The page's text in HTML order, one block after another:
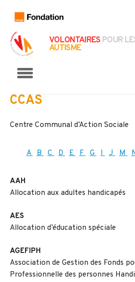
VOLONTAIRES POUR
AUTISME
CCAS
Centre Communal d’Action Sociale
A B C D E F G I J M
AAH
Allocation aux adultes handicapés
AES
Allocation d’éducation spéciale
AGEFIPH
Association de Gestion des Fonds
Professionnelle des personnes